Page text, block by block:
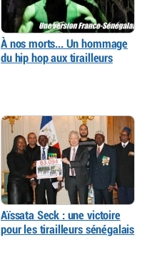
À nos morts... Un hommage
du hip hop aux tirailleurs
Aïssata Seck : une victoire
pour les tirailleurs sénégalais